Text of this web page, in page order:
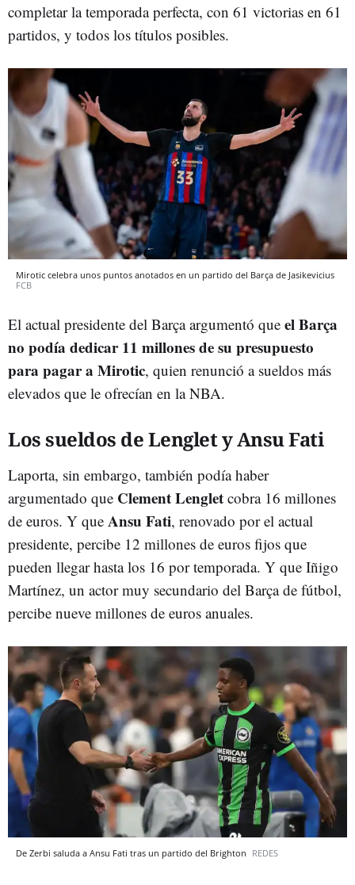
completar la temporada perfecta, con 61 victorias en 61
partidos, y todos los títulos posibles.
Mirotic celebra unos puntos anotados en un partido del Barça de Jasikevicius
FCB
El actual presidente del Barça argumentó que el Barça
no podía dedicar 11 millones de su presupuesto
para pagar a Mirotic, quien renunció a sueldos más
elevados que le ofrecían en la NBA.
Los sueldos de Lenglet y Ansu Fati
Laporta, sin embargo, también podía haber
argumentado que Clement Lenglet cobra 16 millones
de euros. Y que Ansu Fati, renovado por el actual
presidente, percibe 12 millones de euros fijos que
pueden llegar hasta los 16 por temporada. Y que Iñigo
Martínez, un actor muy secundario del Barça de fútbol,
percibe nueve millones de euros anuales.
De Zerbi saluda a Ansu Fati tras un partido del Brighton REDES